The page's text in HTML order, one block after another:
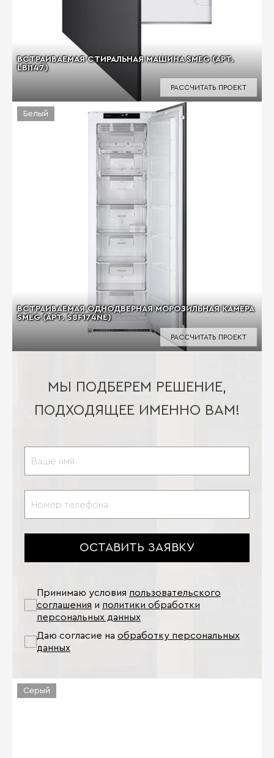
ВСТРАИВАЕМАЯ СТИРАЛЬНАЯ МАШИНА SMEG (АРТ.
LBI147)
РАССЧИТАТЬ ПРОЕКТ
ВСТРАИВАЕМАЯ ОДНОДВЕРНАЯ МОРОЗИЛЬНАЯ КАМЕРА
SMEG (АРТ. S8F174NE)
Белый
РАССЧИТАТЬ ПРОЕКТ
МЫ ПОДБЕРЕМ РЕШЕНИЕ,
ПОДХОДЯЩЕЕ ИМЕННО ВАМ!
ОСТАВИТЬ ЗАЯВКУ
Принимаю условия пользовательского
соглашения и политики обработки
персональных данных
Даю согласие на обработку персональных
данных
Серый